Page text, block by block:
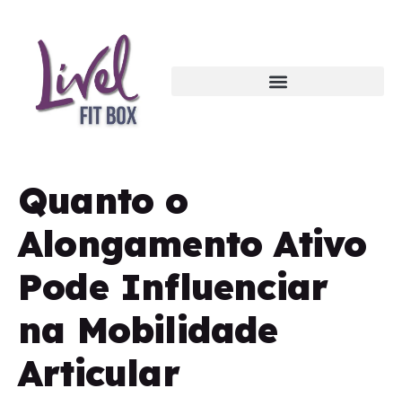
Quanto o
Alongamento Ativo
Pode Influenciar
na Mobilidade
Articular